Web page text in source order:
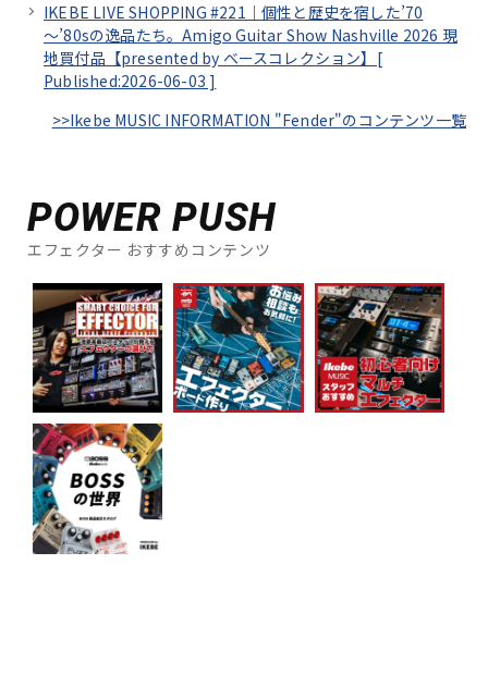
IKEBE LIVE SHOPPING #221｜個性と歴史を宿した’70
～’80sの逸品たち。Amigo Guitar Show Nashville 2026 現
地買付品【presented by ベースコレクション】[
Published:2026-06-03 ]
>>Ikebe MUSIC INFORMATION "Fender"のコンテンツ一覧
POWER PUSH
エフェクター おすすめコンテンツ